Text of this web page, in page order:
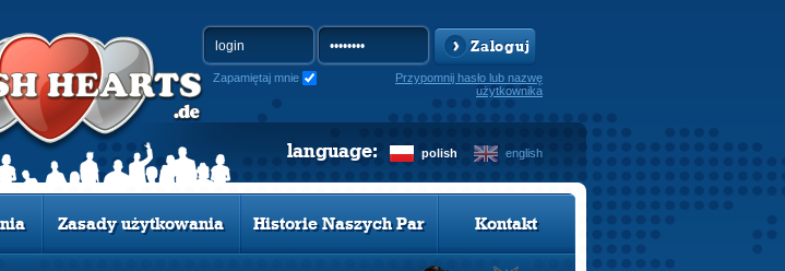
Zaloguj
Zapamiętaj mnie
Przypomnij hasło lub nazwę
użytkownika
polish english
language:
Zasady użytkowania Historie Naszych Par Kontakt